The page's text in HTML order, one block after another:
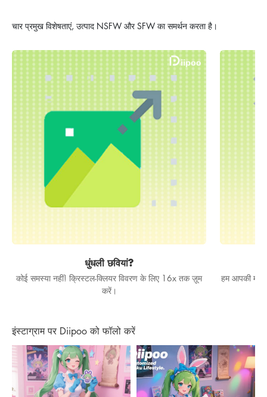
चार प्रमुख विशेषताएं, उत्पाद NSFW और SFW का समर्थन करता है।
धुंधली छवियां?
कोई समस्या नहीं! क्रिस्टल-क्लियर विवरण के लिए 16x तक ज़ूम
करें।
हम आपकी मन
इंस्टाग्राम पर Diipoo को फॉलो करें